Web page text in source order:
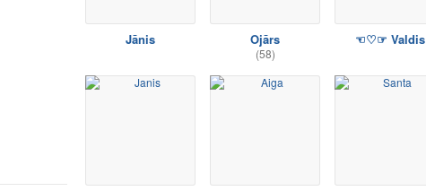
Jānis Ojārs
(58)
☜♡☞ Valdis